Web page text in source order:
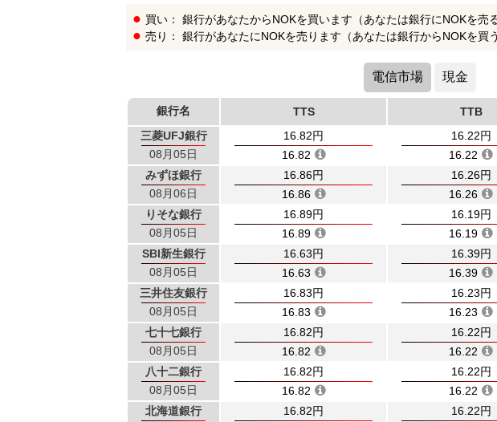
買い： 銀行があなたからNOKを買います（あなたは銀行にNOKを売
売り： 銀行があなたにNOKを売ります（あなたは銀行からNOKを買
電信市場 現金
銀行名 TTS TTB
三菱UFJ銀行
08月05日
16.82円
16.82
16.22円
16.22
みずほ銀行
08月06日
16.86円
16.86
16.26円
16.26
りそな銀行
08月05日
16.89円
16.89
16.19円
16.19
SBI新生銀行
08月05日
16.63円
16.63
16.39円
16.39
三井住友銀行
08月05日
16.83円
16.83
16.23円
16.23
七十七銀行
08月05日
16.82円
16.82
16.22円
16.22
八十二銀行
08月05日
16.82円
16.82
16.22円
16.22
北海道銀行
16.82円
16.22円